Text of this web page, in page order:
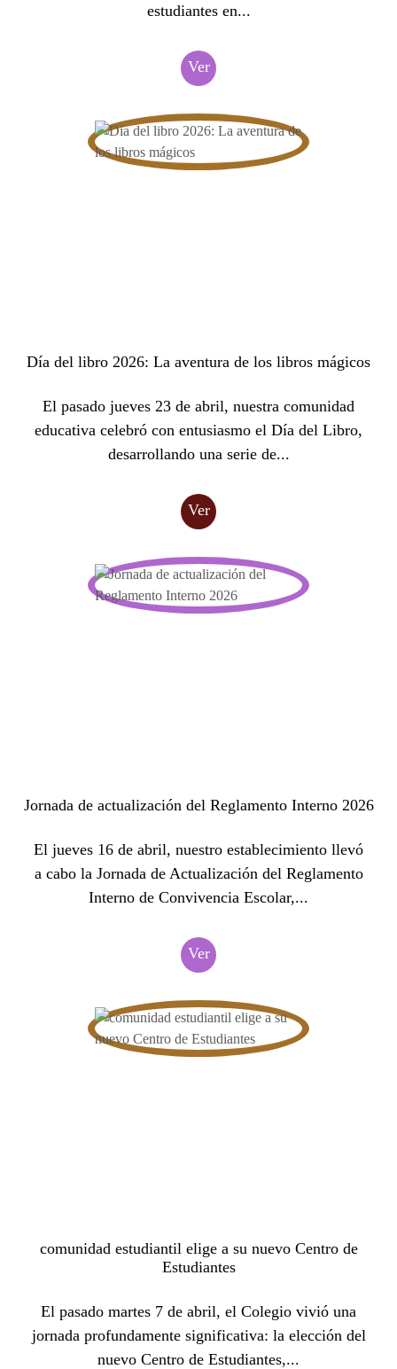
estudiantes en...
Ver
Día del libro 2026: La aventura de los libros mágicos
El pasado jueves 23 de abril, nuestra comunidad
educativa celebró con entusiasmo el Día del Libro,
desarrollando una serie de...
Ver
Jornada de actualización del Reglamento Interno 2026
El jueves 16 de abril, nuestro establecimiento llevó
a cabo la Jornada de Actualización del Reglamento
Interno de Convivencia Escolar,...
Ver
comunidad estudiantil elige a su nuevo Centro de
Estudiantes
El pasado martes 7 de abril, el Colegio vivió una
jornada profundamente significativa: la elección del
nuevo Centro de Estudiantes,...